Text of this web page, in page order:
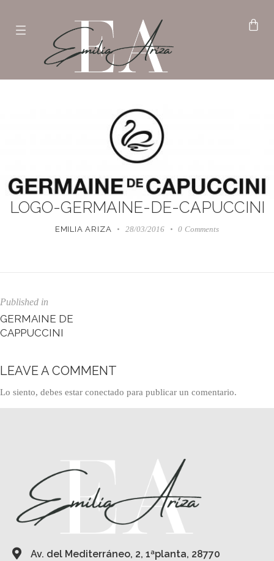
LOGO-GERMAINE-DE-CAPUCCINI
EMILIA ARIZA 28/03/2016 0 Comments
Published in
GERMAINE DE
CAPPUCCINI
LEAVE A COMMENT
Lo siento, debes estar conectado para publicar un comentario.
Av. del Mediterráneo, 2, 1ªplanta, 28770